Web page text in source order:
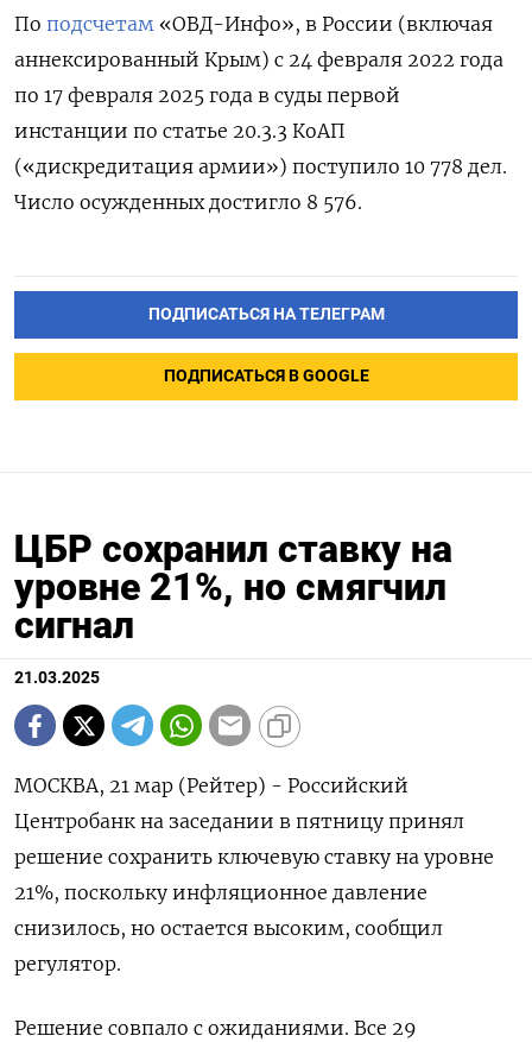
По подсчетам «ОВД-Инфо», в России (включая
аннексированный Крым) с 24 февраля 2022 года
по 17 февраля 2025 года в суды первой
инстанции по статье 20.3.3 КоАП
(«дискредитация армии») поступило 10 778 дел.
Число осужденных достигло 8 576.
ПОДПИСАТЬСЯ НА ТЕЛЕГРАМ
ПОДПИСАТЬСЯ В GOOGLE
ЦБР сохранил ставку на
уровне 21%, но смягчил
сигнал
21.03.2025
МОСКВА, 21 мар (Рейтер) - Российский
Центробанк на заседании в пятницу принял
решение сохранить ключевую ставку на уровне
21%, поскольку инфляционное давление
снизилось, но остается высоким, сообщил
регулятор.
Решение совпало с ожиданиями. Все 29